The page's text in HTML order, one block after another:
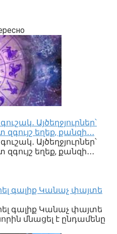
Այծեղջյուրներ՝
եղեք, քանզի․․․
Այծեղջյուրներ՝
եղեք, քանզի․․․
գալիք Կանաչ փայտե
գալիք Կանաչ փայտե
մնացել է ընդամենը